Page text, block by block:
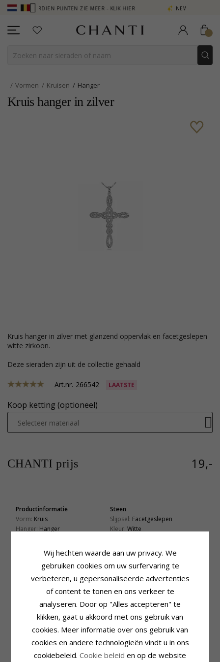
VERDIEN PUNTEN ZIE MEER - KLIK HIER NEW COLLECTION | AURA
Vormen Kruisen Hanger
Kruis hanger in zilver
kruis hanger in zilver met glanzend oppervlak en facetgeslepen
witte zirkoon.
Deze sieraden zijn uit de collectie gehaald
Art.nr. 266542 LAATSTE
Koop ketting (optioneel)
Selecteer materiaal
CHANTI prijs 19,-
Productinformatie
Vorm: Kruis
Hanger: Hanger
Glanzend
Steen
Slijpsel: Facetgeslepen
Kleur: Witte
Zetting
Lengte Excl. Bijl:41,9 mm
KLANTEN KOPEN OOK
Wij hechten waarde aan uw privacy. We
gebruiken cookies om uw surfervaring te
verbeteren, u gepersonaliseerde advertenties
of content te tonen en ons verkeer te
analyseren. Door op "Alles accepteren" te
klikken, gaat u akkoord met ons gebruik van
cookies. Meer informatie over ons gebruik van
cookies en andere technologieën vindt u in ons
cookiebeleid. Cookie beleid en op de website